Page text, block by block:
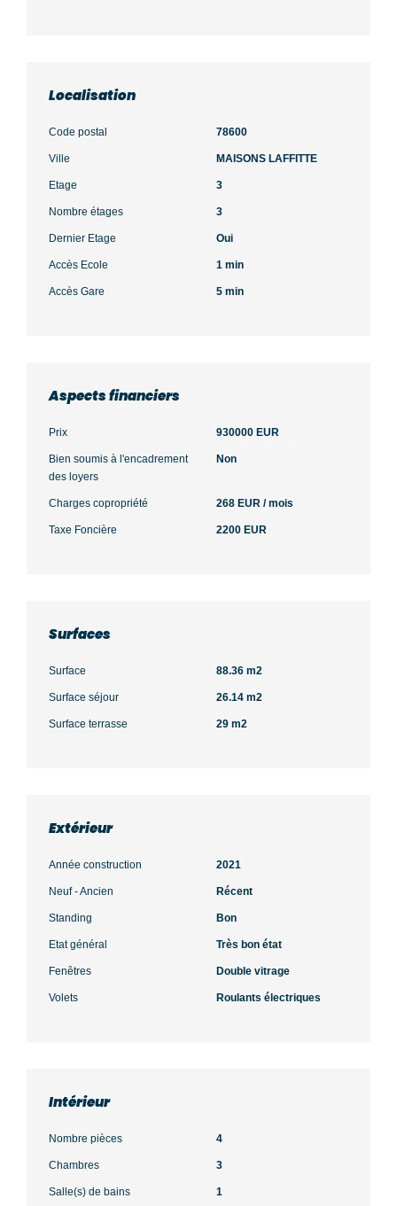
Localisation
Code postal 78600
Ville MAISONS LAFFITTE
Etage 3
Nombre étages 3
Dernier Etage Oui
Accès Ecole 1 min
Accès Gare 5 min
Aspects financiers
Prix 930000 EUR
Bien soumis à l'encadrement
des loyers
Non
Charges copropriété 268 EUR / mois
Taxe Foncière 2200 EUR
Surfaces
Surface 88.36 m2
Surface séjour 26.14 m2
Surface terrasse 29 m2
Extérieur
Année construction 2021
Neuf - Ancien Récent
Standing Bon
Etat général Très bon état
Fenêtres Double vitrage
Volets Roulants électriques
Intérieur
Nombre pièces 4
Chambres 3
Salle(s) de bains 1